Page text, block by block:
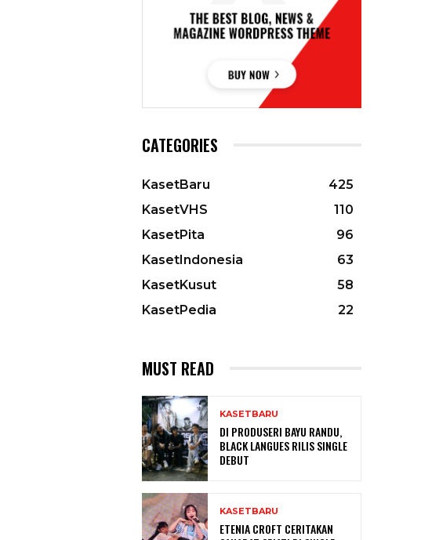
CATEGORIES
KasetBaru
425
KasetVHS
110
KasetPita
96
KasetIndonesia
63
KasetKusut
58
KasetPedia
22
MUST READ
KASETBARU
DI PRODUSERI BAYU RANDU,
BLACK LANGUES RILIS SINGLE
DEBUT
KASETBARU
ETENIA CROFT CERITAKAN